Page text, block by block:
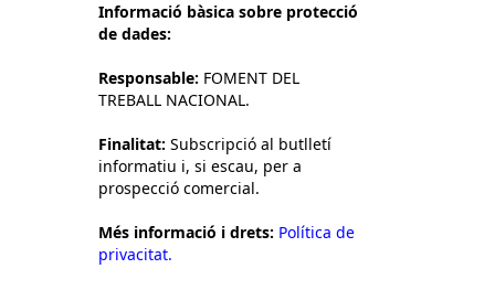
Informació bàsica sobre protecció
de dades:
Responsable: FOMENT DEL
TREBALL NACIONAL.
Finalitat: Subscripció al butlletí
informatiu i, si escau, per a
prospecció comercial.
Més informació i drets: Política de
privacitat.